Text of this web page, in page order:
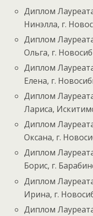
Диплом
Нинэлла, г.
Диплом
Ольга, г.
Диплом
Елена, г.
Диплом
Лариса,
Диплом
Оксана, г.
Диплом
Борис, г.
Диплом
Ирина, г.
Диплом